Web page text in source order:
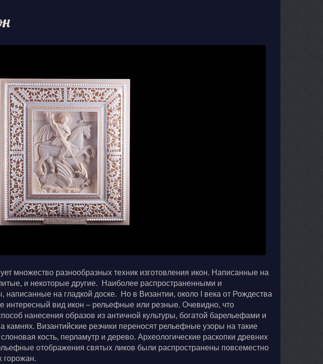
множество разнообразных техник изготовления икон. Написанные на
и некоторые другие. Наиболее распространенными и
на гладкой доске. Но в Византии, около I века от Рождества
интересный вид икон – рельефные или резные. Очевидно, что
нанесения образов из античной культуры, богатой барельефами и
Византийские резчики переносят рельефные узоры на такие
кость, перламутр и дерево. Археологические раскопки древних
отображения святых ликов были распространены повсеместно
горожан.